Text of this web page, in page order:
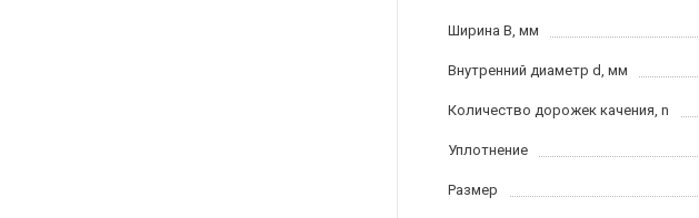
Ширина B, мм
Внутренний диаметр d, мм
Количество дорожек качения, n
Уплотнение
Размер